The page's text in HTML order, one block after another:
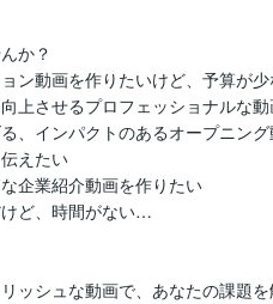
か？
ン動画を作りたいけど、予算が
上させるプロフェッショナルな
、インパクトのあるオープニン
えたい
企業紹介動画を作りたい
けど、時間がない…
ッシュな動画で、あなたの課題を